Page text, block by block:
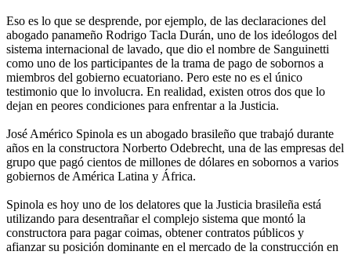
Eso es lo que se desprende, por ejemplo, de las declaraciones del
abogado panameño Rodrigo Tacla Durán, uno de los ideólogos del
sistema internacional de lavado, que dio el nombre de Sanguinetti
como uno de los participantes de la trama de pago de sobornos a
miembros del gobierno ecuatoriano. Pero este no es el único
testimonio que lo involucra. En realidad, existen otros dos que lo
dejan en peores condiciones para enfrentar a la Justicia.
José Américo Spinola es un abogado brasileño que trabajó durante
años en la constructora Norberto Odebrecht, una de las empresas del
grupo que pagó cientos de millones de dólares en sobornos a varios
gobiernos de América Latina y África.
Spinola es hoy uno de los delatores que la Justicia brasileña está
utilizando para desentrañar el complejo sistema que montó la
constructora para pagar coimas, obtener contratos públicos y
afianzar su posición dominante en el mercado de la construcción en